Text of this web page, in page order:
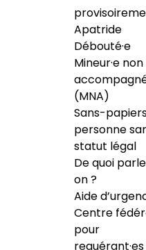
Apatride
Débouté·e
Mineur·e non
(MNA)
Sans-
personne
statut légal
De quoi
on ?
Aide
Centre
pour
requérant·es